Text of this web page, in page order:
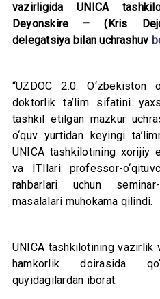
vazirligida UNICA
Deyonskire – (Kris
delegatsiya bilan uchrashuv
“UZDOC 2.0: O‘zbekiston
doktorlik ta’lim sifatini
tashkil etilgan mazkur
o‘quv yurtidan keyingi
UNICA tashkilotining xorijiy
va ITIlari professor-
rahbarlari uchun
masalalari muhokama qilindi.
UNICA tashkilotining vazirlik
hamkorlik doirasida
quyidagilardan iborat: